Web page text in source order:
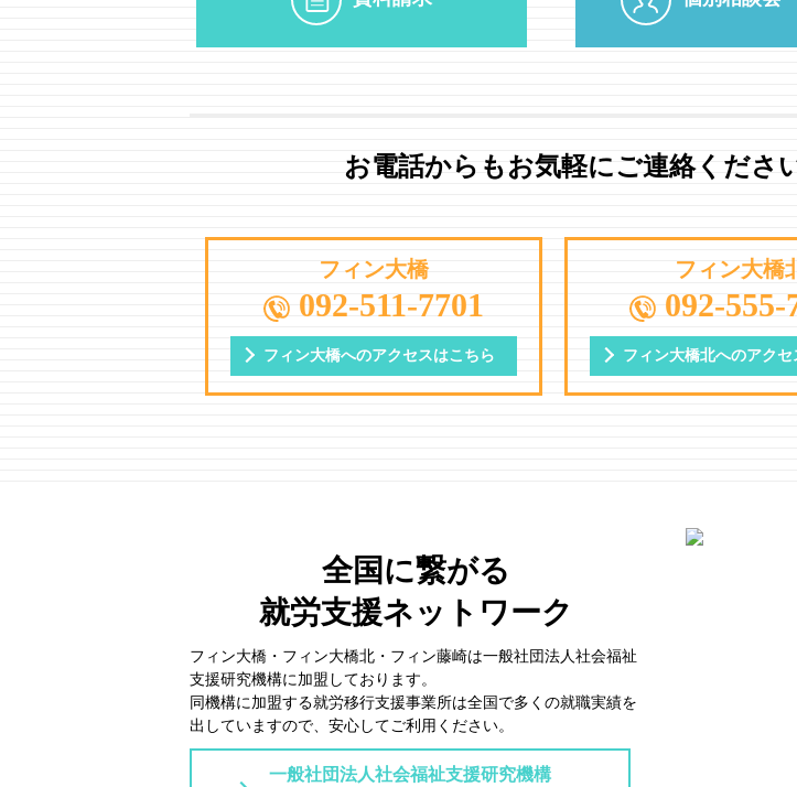
お電話からもお気軽にご連絡くださ
フィン大橋
092-511-7701
フィン大橋へのアクセスはこちら
フィン大橋
092-555-
フィン大橋北へのアクセ
全国に繋がる
就労支援ネットワーク
フィン大橋・フィン大橋北・フィン藤崎は一般社団法⼈社会福祉
⽀援研究機構に加盟しております。
同機構に加盟する就労移⾏⽀援事業所は全国で多くの就職実績を
出していますので、安⼼してご利⽤ください。
一般社団法人社会福祉支援研究機構